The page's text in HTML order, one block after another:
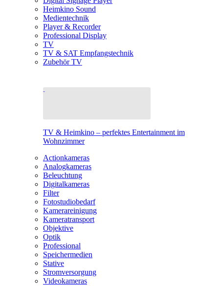
Heimkino Sound
Medientechnik
Player & Recorder
Professional Display
TV
TV & SAT Empfangstechnik
Zubehör TV
TV & Heimkino – perfektes Entertainment im
Wohnzimmer
Actionkameras
Analogkameras
Beleuchtung
Digitalkameras
Filter
Fotostudiobedarf
Kamerareinigung
Kameratransport
Objektive
Optik
Professional
Speichermedien
Stative
Stromversorgung
Videokameras